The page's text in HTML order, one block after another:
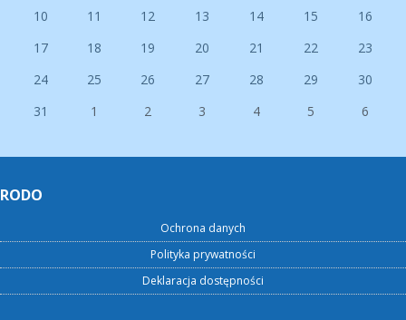
10
11 12 13 14 15
16
17
18 19 20 21 22
23
24
25 26 27 28 29
30
31
1 2 3 4 5 6
RODO
Ochrona danych
Polityka prywatności
Deklaracja dostępności